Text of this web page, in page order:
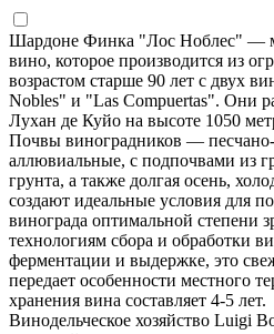
Шардоне Финка "Лос Ноблес" —
вино, которое производится из
возрастом старше 90 лет с двух
Nobles" и "Las Compuertas". Они
Лухан де Куйо на высоте 1050
Почвы виноградников — песчано-
аллювиальные, с подпочвами из
грунта, а также долгая осень,
создают идеальные условия для
винограда оптимальной степени
технологиям сбора и обработки
ферментации и выдержке, это
передает особенности местного
хранения вина составляет 4-5 лет.
Винодельческое хозяйство Luigi